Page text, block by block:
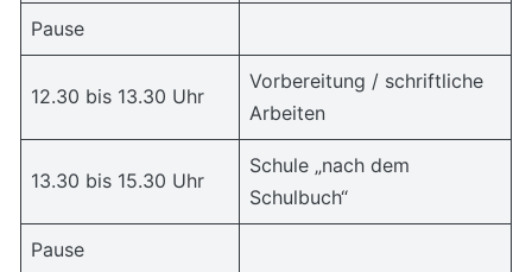
Pause
12.30 bis 13.30 Uhr
Vorbereitung / schriftliche
Arbeiten
13.30 bis 15.30 Uhr
Schule „nach dem
Schulbuch“
Pause